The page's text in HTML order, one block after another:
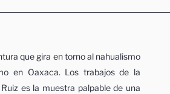
que gira en torno al nahualismo
en Oaxaca. Los trabajos de la
es la muestra palpable de una